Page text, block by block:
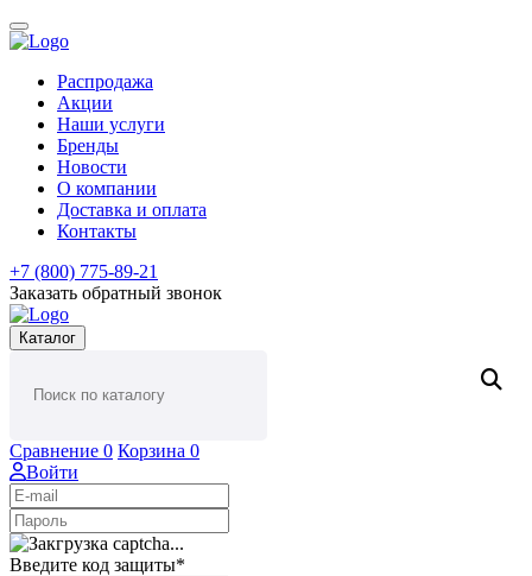
Распродажа
Акции
Наши услуги
Бренды
Новости
О компании
Доставка и оплата
Контакты
+7 (800) 775-89-21
Заказать обратный звонок
Каталог
Сравнение 0 Корзина 0
Войти
Введите код защиты*